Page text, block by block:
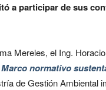
a participar de sus
Mereles, el Ing.
Marco normativo
de Gestión Ambiental